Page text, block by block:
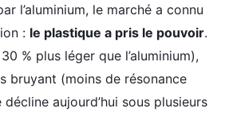
l’aluminium, le marché a connu
: le plastique a pris le pouvoir.
% plus léger que l’aluminium),
bruyant (moins de résonance
aujourd’hui sous plusieurs